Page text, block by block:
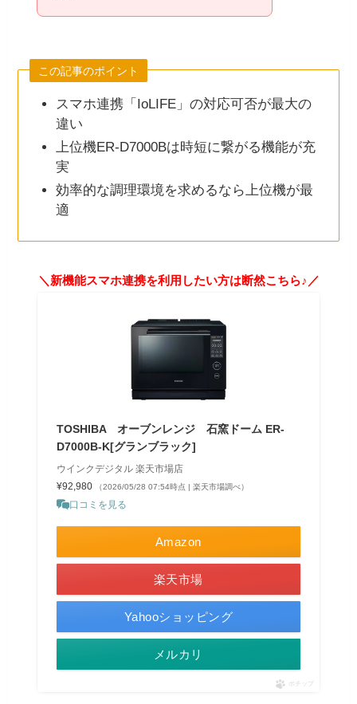
この記事のポイント
スマホ連携「IoLIFE」の対応可否が最大の
違い
上位機ER-D7000Bは時短に繋がる機能が充
実
効率的な調理環境を求めるなら上位機が最
適
＼新機能スマホ連携を利用したい方は断然こちら♪／
TOSHIBA オーブンレンジ 石窯ドーム ER-
D7000B-K[グランブラック]
ウインクデジタル 楽天市場店
¥92,980
（2026/05/28 07:54時点 | 楽天市場調べ）
口コミを見る
Amazon
楽天市場
Yahooショッピング
メルカリ
ポチップ